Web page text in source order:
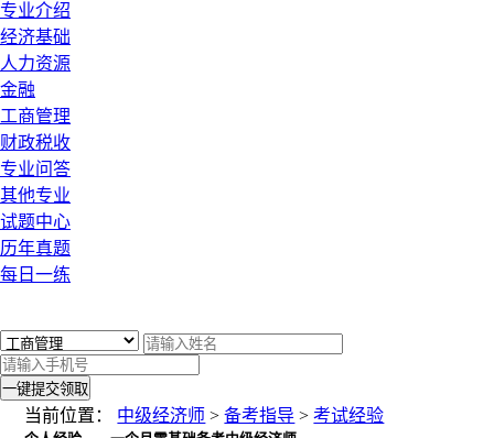
专业介绍
经济基础
人力资源
金融
工商管理
财政税收
专业问答
其他专业
试题中心
历年真题
每日一练
一键提交领取
当前位置： 中级经济师 >备考指导 >考试经验